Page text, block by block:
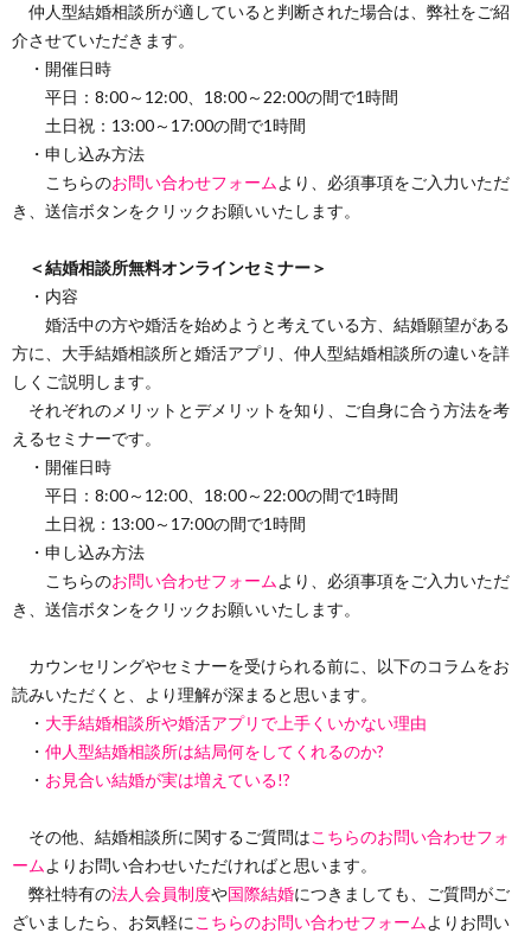
仲人型結婚相談所が適していると判断された場合は、弊社をご紹
介させていただきます。
・開催日時
平日：8:00～12:00、18:00～22:00の間で1時間
土日祝：13:00～17:00の間で1時間
・申し込み方法
こちらのお問い合わせフォームより、必須事項をご入力いただ
き、送信ボタンをクリックお願いいたします。
＜結婚相談所無料オンラインセミナー＞
・内容
婚活中の方や婚活を始めようと考えている方、結婚願望がある
方に、大手結婚相談所と婚活アプリ、仲人型結婚相談所の違いを詳
しくご説明します。
それぞれのメリットとデメリットを知り、ご自身に合う方法を考
えるセミナーです。
・開催日時
平日：8:00～12:00、18:00～22:00の間で1時間
土日祝：13:00～17:00の間で1時間
・申し込み方法
こちらのお問い合わせフォームより、必須事項をご入力いただ
き、送信ボタンをクリックお願いいたします。
カウンセリングやセミナーを受けられる前に、以下のコラムをお
読みいただくと、より理解が深まると思います。
・ 大手結婚相談所や婚活アプリで上手くいかない理由
・ 仲人型結婚相談所は結局何をしてくれるのか?
・ お見合い結婚が実は増えている!?
その他、結婚相談所に関するご質問はこちらのお問い合わせフォ
ームよりお問い合わせいただければと思います。
弊社特有の法人会員制度や国際結婚につきましても、ご質問がご
ざいましたら、お気軽に こちらのお問い合わせフォームよりお問い